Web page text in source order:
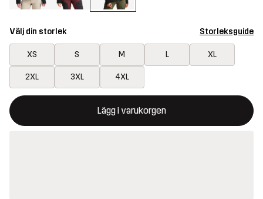
Välj din storlek Storleksguide
XS S M L XL
2XL 3XL 4XL
Lägg i varukorgen
Denna knapp kommer att öppna en modal som bekräftar en ny
{{size}} inte tillgänglig